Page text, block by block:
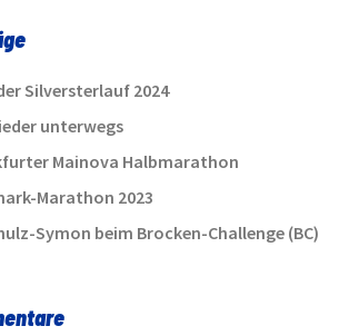
Silversterlauf 2024
unterwegs
Mainova Halbmarathon
Marathon 2023
Symon beim Brocken-Challenge (BC)